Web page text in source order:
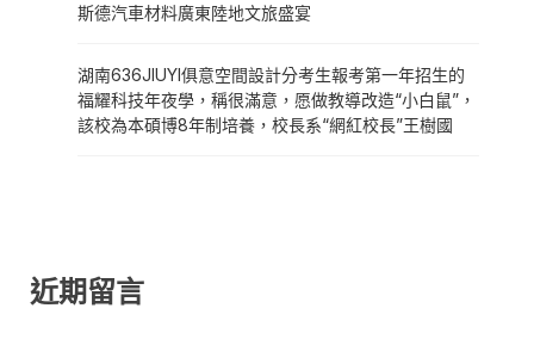
斯德汽車材料廣東陸地文旅盛宴
湖南636JIUYI俱意空間設計分考生報考第一年招生的
福耀科技年夜學，稱很滿意，愿做教導改造“小白鼠”，
該校為本碩博8年制培養，校長系“網紅校長”王樹國
近期留言